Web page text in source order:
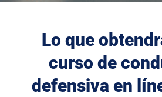
Lo que
curso de
defensiva en